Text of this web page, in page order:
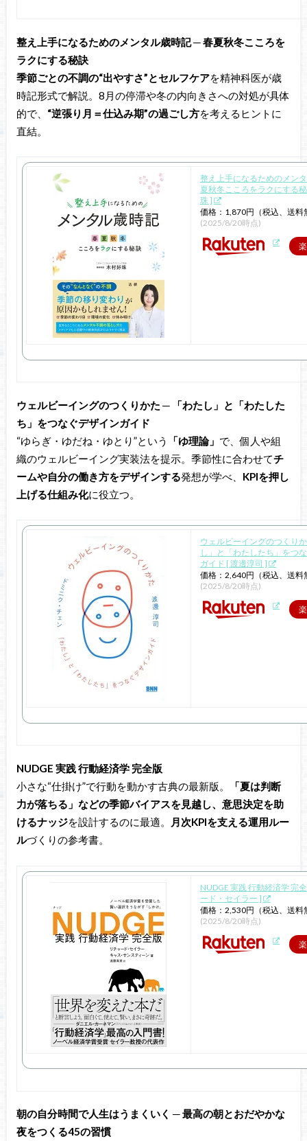
整え上手になるためのメンタル歳時記 ─ 春夏秋冬こころを
ラクにする秘訣
季節ごとの不調の“出やすさ”とセルフケアを精神科医が歳
時記形式で解説。8月の停滞や冬の内向きさへの対処が具体
的で、 “逆張り月＝仕込み期”の過ごし方を考えるヒントに
直結。
整え上手になるためのメン
夏秋冬こころをラクにする
珠 ]
価格：1,870円（税込、送料
(2025/8/20時点)
ウェルビーイングのつくりかた ─ 「わたし」と「わたした
ち」をつなぐデザインガイド
“ゆらぎ・ゆだね・ゆとり”という
「ゆ理論」 で、個人や組
織のウェルビーイング実装法を提示。季節性に合わせてチ
ームや自分の働き方をデザインする発想が学べ、 KPIを押し
上げる仕組み化に役立つ。
ウェルビーイングのつくり
し」と「わたしたち」をつ
ガイド [ 渡邊淳司 ]
価格：2,640円（税込、送料
(2025/8/20時点)
NUDGE 実践 行動経済学 完全版
小さな“仕掛け”で行動を動かす古典の最新版。
「夏は判断
力が落ちる」などの季節バイアスを見越し、意思決定を助
けるナッジを設計するのに最適。
月次KPIを支える運用ルー
ルづくりの参考書。
NUDGE 実践 行動経済学 完
ード・セイラー ]
価格：2,530円（税込、送料
(2025/8/20時点)
朝の自分時間で人生はうまくいく ─ 最高の朝とおだやかな
夜をつくる45の習慣